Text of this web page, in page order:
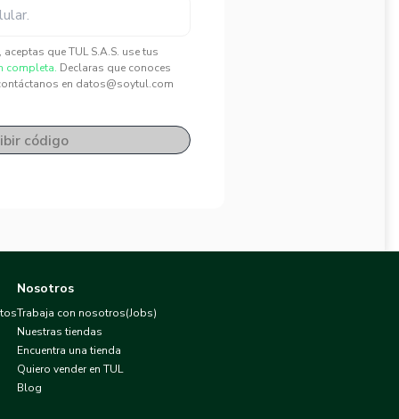
que TUL S.A.S. use tus
completa. Declaras que conoces
en datos@soytul.com
código
Nosotros
Trabaja con nosotros(Jobs)
Nuestras tiendas
Encuentra una tienda
Quiero vender en TUL
Blog